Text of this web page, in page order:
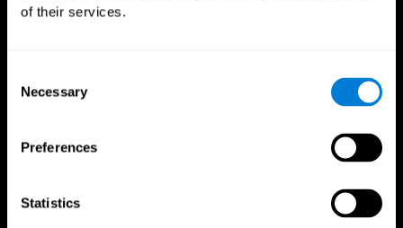
of their services.
Selection
Necessary
Preferences
Statistics